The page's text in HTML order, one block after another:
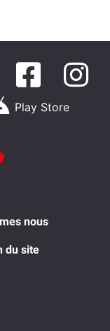
Play Store
nous
du site